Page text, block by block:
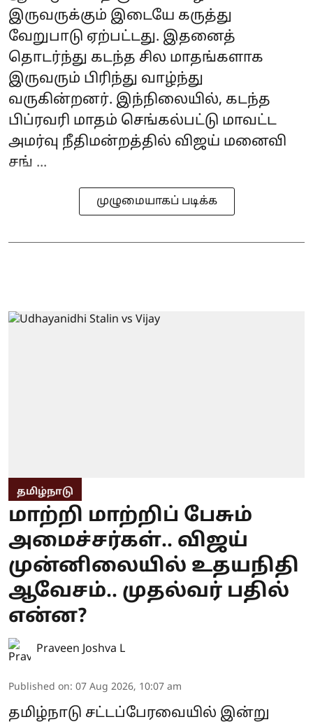
இருவருக்கும் இடையே கருத்து
வேறுபாடு ஏற்பட்டது. இதனைத்
தொடர்ந்து கடந்த சில மாதங்களாக
இருவரும் பிரிந்து வாழ்ந்து
வருகின்றனர். இந்நிலையில், கடந்த
பிப்ரவரி மாதம் செங்கல்பட்டு மாவட்ட
அமர்வு நீதிமன்றத்தில் விஜய் மனைவி
சங் ...
முழுமையாகப் படிக்க
தமிழ்நாடு
மாற்றி மாற்றிப் பேசும்
அமைச்சர்கள்.. விஜய்
முன்னிலையில் உதயநிதி
ஆவேசம்.. முதல்வர் பதில்
என்ன?
Praveen Joshva L
Published on: 07 Aug 2026, 10:07 am
தமிழ்நாடு சட்டப்பேரவையில் இன்று